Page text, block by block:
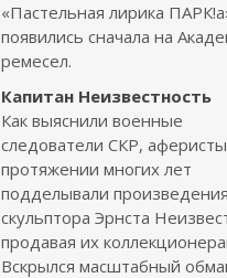
«Пастельная лирика
появились сначала на
ремесел.
Капитан Неизвестность
Как выяснили военные
следователи СКР,
протяжении многих лет
подделывали произведения
скульптора Эрнста
продавая их
Вскрылся масштабный